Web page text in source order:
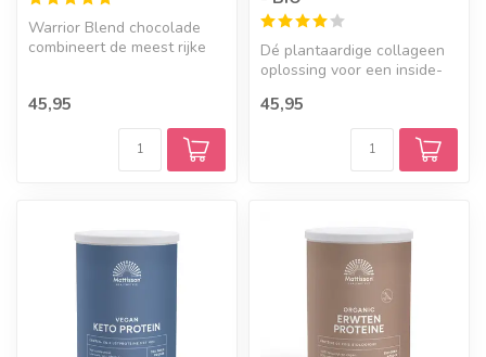
Warrior Blend chocolade
combineert de meest rijke
45,95
Dé plantaardige collageen
oplossing voor een inside-
huid...
45,95